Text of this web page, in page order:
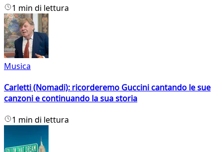
1 min di lettura
Musica
Carletti (Nomadi): ricorderemo Guccini cantando le sue
canzoni e continuando la sua storia
1 min di lettura